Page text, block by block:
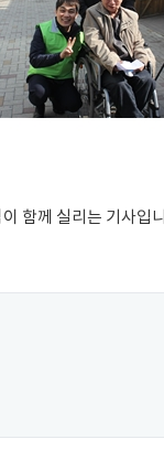
함께 실리는 기사입